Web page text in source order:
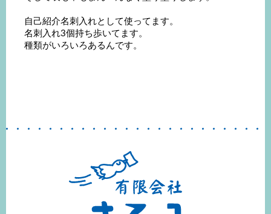
自己紹介名刺入れとして使ってます。
名刺入れ3個持ち歩いてます。
種類がいろいろあるんです。